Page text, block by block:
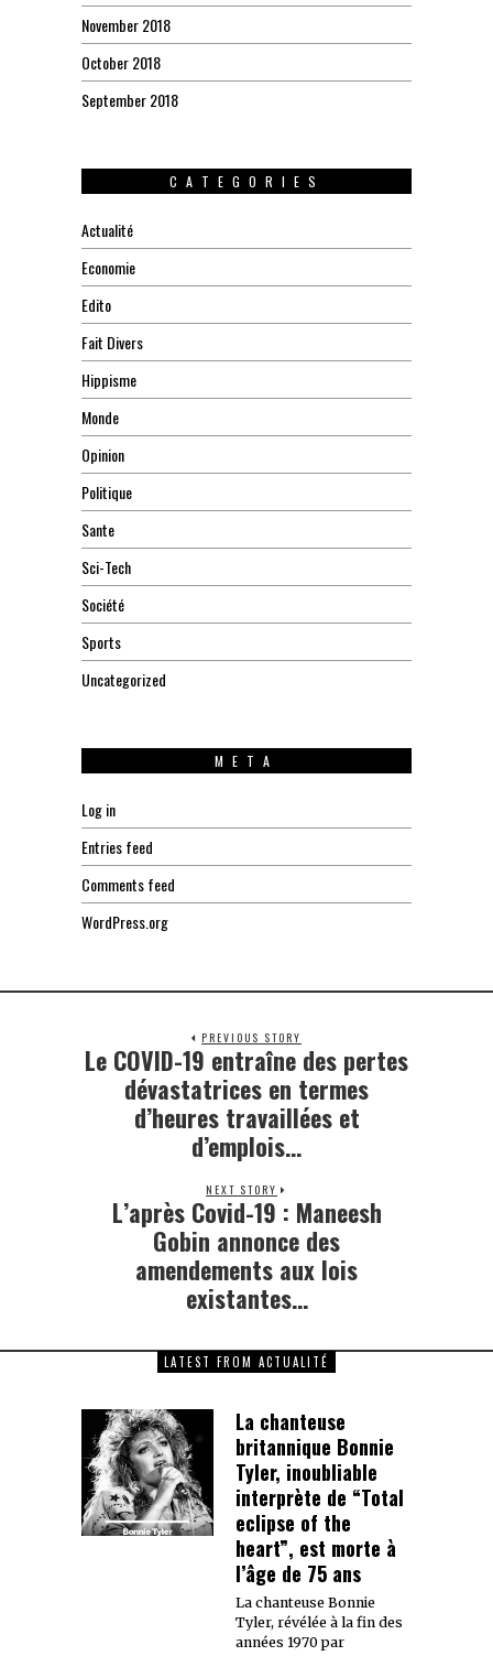
November 2018
October 2018
September 2018
CATEGORIES
Actualité
Economie
Edito
Fait Divers
Hippisme
Monde
Opinion
Politique
Sante
Sci-Tech
Société
Sports
Uncategorized
META
Log in
Entries feed
Comments feed
WordPress.org
PREVIOUS STORY
Previous
Le COVID-19 entraîne des pertes
dévastatrices en termes
d’heures travaillées et
d’emplois…
NEXT STORY
Next
L’après Covid-19 : Maneesh
Gobin annonce des
amendements aux lois
existantes…
LATEST FROM ACTUALITÉ
La chanteuse
britannique Bonnie
Tyler, inoubliable
interprète de “Total
eclipse of the
heart”, est morte à
l’âge de 75 ans
La chanteuse Bonnie
Tyler, révélée à la fin des
années 1970 par